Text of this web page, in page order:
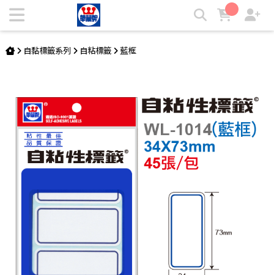
自黏標籤 WL-1014 | 華麗牌自粘標籤
自黏標籤系列 自粘標籤 藍框